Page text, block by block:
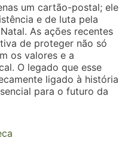
um cartão-postal; ele
e de luta pela
As ações recentes
de proteger não só
os valores e a
O legado que esse
ligado à história
para o futuro da